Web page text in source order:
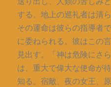
する。地上の巡礼者は清
その運命は彼らの指導者
に委ねられる。彼はこの
見出す。「神は危険にさ
は、重大で偉大な使命が
知る。宿敵、夜の女王、